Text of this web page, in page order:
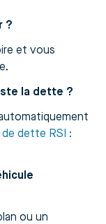
?
et vous
la dette ?
dette RSI :
ou un